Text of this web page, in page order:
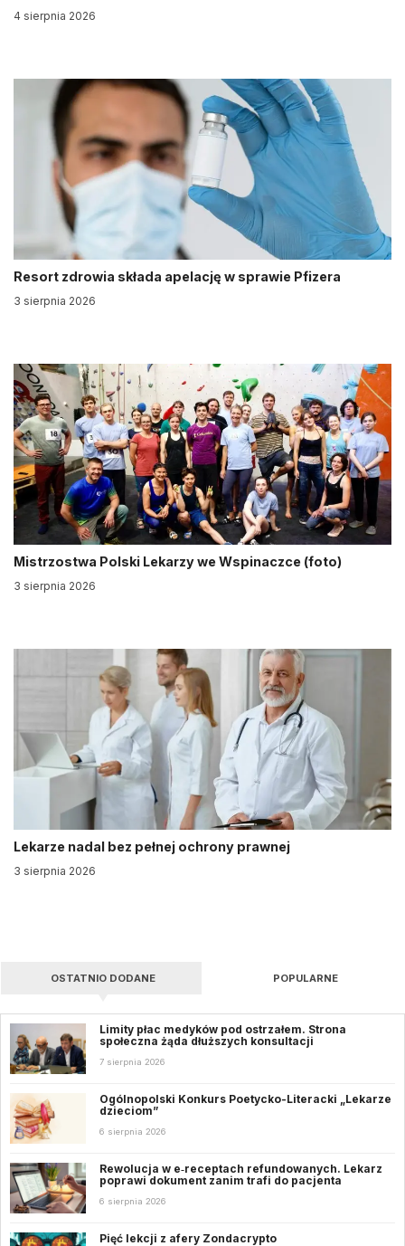
4 sierpnia 2026
Resort zdrowia składa apelację w sprawie Pfizera
3 sierpnia 2026
Mistrzostwa Polski Lekarzy we Wspinaczce (foto)
3 sierpnia 2026
Lekarze nadal bez pełnej ochrony prawnej
3 sierpnia 2026
OSTATNIO DODANE POPULARNE
Limity płac medyków pod ostrzałem. Strona
społeczna żąda dłuższych konsultacji
7 sierpnia 2026
Ogólnopolski Konkurs Poetycko-Literacki „Lekarze
dzieciom”
6 sierpnia 2026
Rewolucja w e‑receptach refundowanych. Lekarz
poprawi dokument zanim trafi do pacjenta
6 sierpnia 2026
Pięć lekcji z afery Zondacrypto